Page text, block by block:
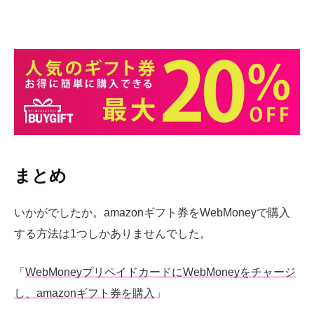
まとめ
いかがでしたか。amazonギフト券をWebMoneyで購入
する方法は1つしかありませんでした。
「 WebMoneyプリペイドカードにWebMoneyをチャージ
し、amazonギフト券を購入 」